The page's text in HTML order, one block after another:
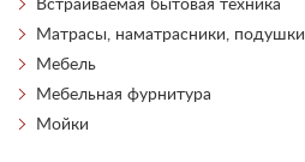
Встраиваемая бытовая техника
Матрасы, наматрасники, подушки
Мебель
Мебельная фурнитура
Мойки